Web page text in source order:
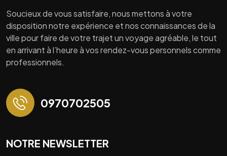
Soucieux de vous satisfaire, nous mettons à votre
disposition notre expérience et nos connaissances de la
ville pour faire de votre trajet un voyage agréable, le tout
en arrivant à l’heure à vos rendez-vous personnels comme
professionnels.
0970702505
NOTRE NEWSLETTER